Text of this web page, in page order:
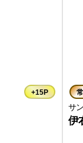
+15P
サ
伊